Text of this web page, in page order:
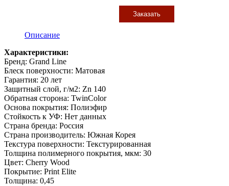
Заказать
Описание
Характеристики:
Бренд: Grand Line
Блеск поверхности: Матовая
Гарантия: 20 лет
Защитный слой, г/м2: Zn 140
Обратная сторона: TwinColor
Основа покрытия: Полиэфир
Стойкость к УФ: Нет данных
Страна бренда: Россия
Страна производитель: Южная Корея
Текстура поверхности: Текстурированная
Толщина полимерного покрытия, мкм: 30
Цвет: Cherry Wood
Покрытие: Print Elite
Толщина: 0,45